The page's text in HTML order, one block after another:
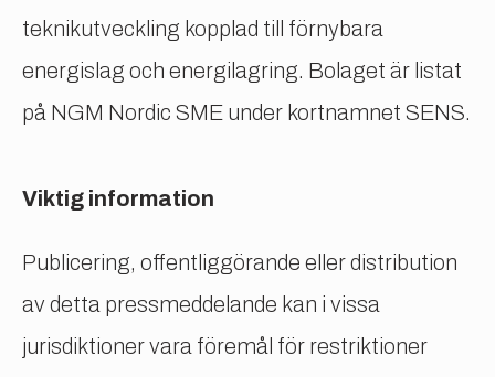
teknikutveckling kopplad till förnybara
energislag och energilagring. Bolaget är listat
på NGM Nordic SME under kortnamnet SENS.
Viktig information
Publicering, offentliggörande eller distribution
av detta pressmeddelande kan i vissa
jurisdiktioner vara föremål för restriktioner